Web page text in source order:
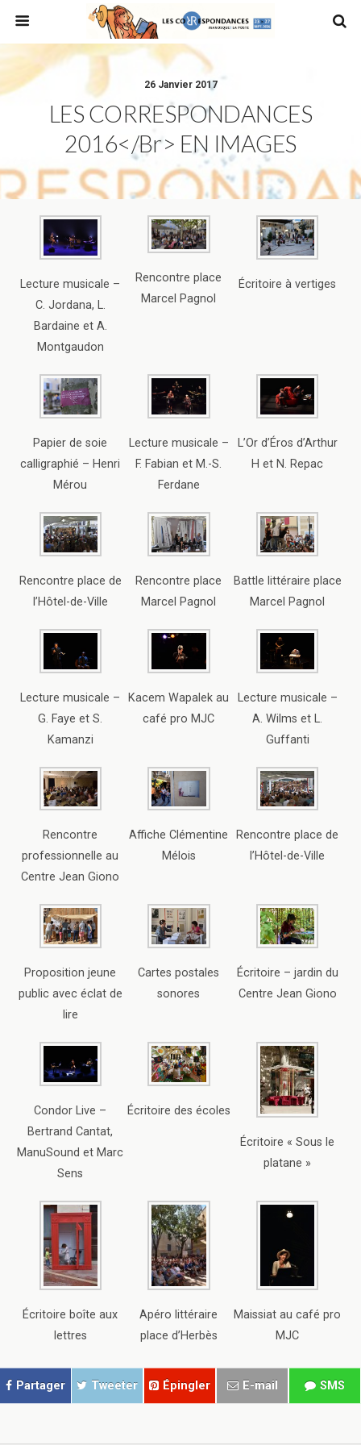
26 Janvier 2017
LES CORRESPONDANCES
2016</br> EN IMAGES
Lecture musicale –
C. Jordana, L.
Bardaine et A.
Montgaudon
Rencontre place
Marcel Pagnol
Écritoire à vertiges
Papier de soie
calligraphié – Henri
Mérou
Lecture musicale –
F. Fabian et M.-S.
Ferdane
L’Or d’Éros d’Arthur
H et N. Repac
Rencontre place de
l’Hôtel-de-Ville
Rencontre place
Marcel Pagnol
Battle littéraire place
Marcel Pagnol
Lecture musicale –
G. Faye et S.
Kamanzi
Kacem Wapalek au
café pro MJC
Lecture musicale –
A. Wilms et L.
Guffanti
Rencontre
professionnelle au
Centre Jean Giono
Affiche Clémentine
Mélois
Rencontre place de
l’Hôtel-de-Ville
Proposition jeune
public avec éclat de
lire
Cartes postales
sonores
Écritoire – jardin du
Centre Jean Giono
Condor Live –
Bertrand Cantat,
ManuSound et Marc
Sens
Écritoire des écoles
Écritoire « Sous le
platane »
Écritoire boîte aux
lettres
Apéro littéraire
place d’Herbès
Maissiat au café pro
MJC
Partager Tweeter Épingler E-mail SMS